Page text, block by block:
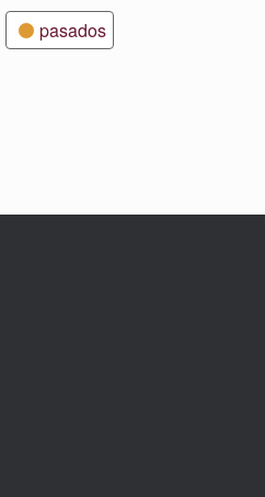
pasados